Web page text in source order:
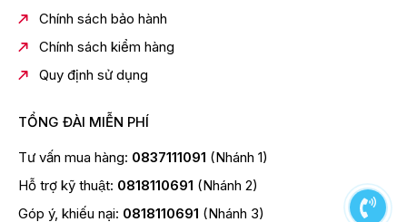
Chính sách bảo hành
Chính sách kiểm hàng
Quy định sử dụng
TỔNG ĐÀI MIỄN PHÍ
Tư vấn mua hàng: 0837111091 (Nhánh 1)
Hỗ trợ kỹ thuật: 0818110691 (Nhánh 2)
Góp ý, khiếu nại: 0818110691 (Nhánh 3)